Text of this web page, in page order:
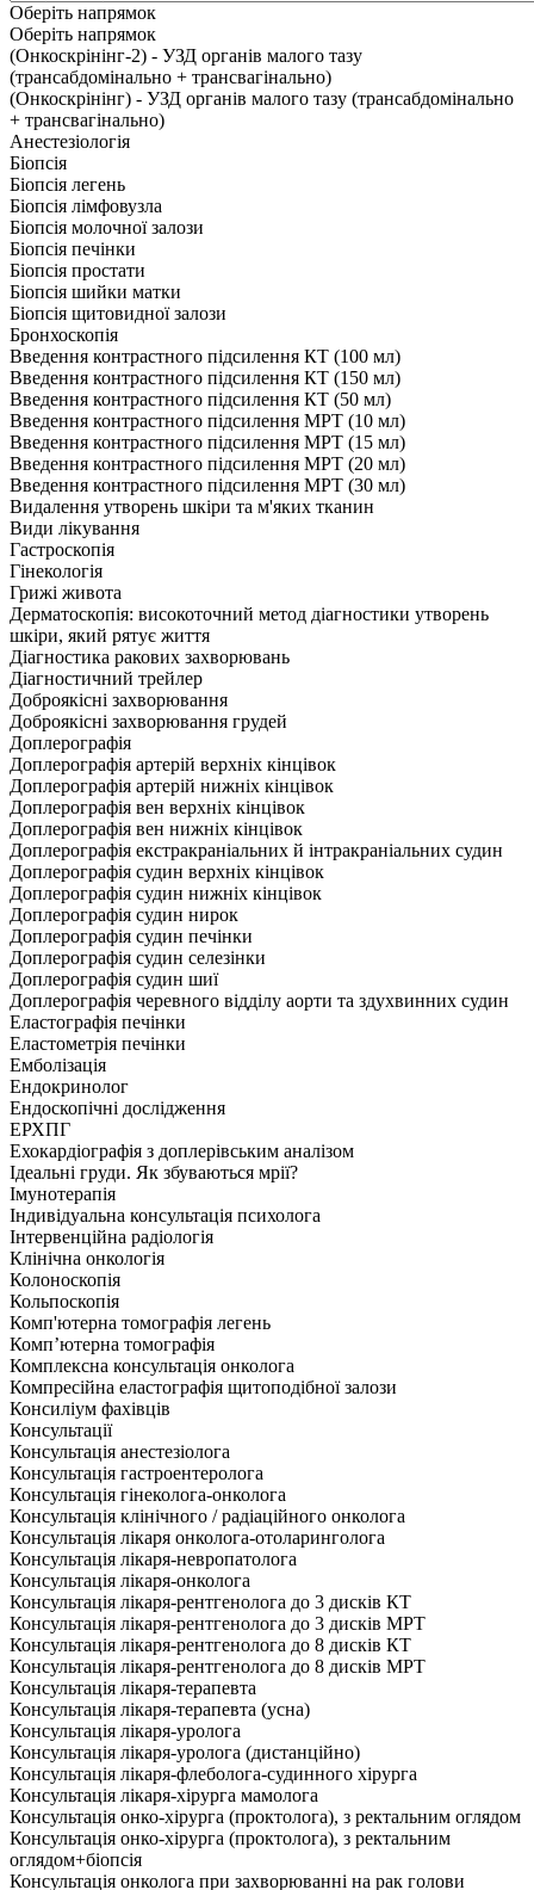
Оберіть напрямок
Оберіть напрямок
(Онкоскрінінг-2) - УЗД органів малого тазу
(трансабдомінально + трансвагінально)
(Онкоскрінінг) - УЗД органів малого тазу (трансабдомінально
+ трансвагінально)
Анестезіологія
Біопсія
Біопсія легень
Біопсія лімфовузла
Біопсія молочної залози
Біопсія печінки
Біопсія простати
Біопсія шийки матки
Біопсія щитовидної залози
Бронхоскопія
Введення контрастного підсилення КТ (100 мл)
Введення контрастного підсилення КТ (150 мл)
Введення контрастного підсилення КТ (50 мл)
Введення контрастного підсилення МРТ (10 мл)
Введення контрастного підсилення МРТ (15 мл)
Введення контрастного підсилення МРТ (20 мл)
Введення контрастного підсилення МРТ (30 мл)
Видалення утворень шкіри та м'яких тканин
Види лікування
Гастроскопія
Гінекологія
Грижі живота
Дерматоскопія: високоточний метод діагностики утворень
шкіри, який рятує життя
Діагностика ракових захворювань
Діагностичний трейлер
Доброякісні захворювання
Доброякісні захворювання грудей
Доплерографія
Доплерографія артерій верхніх кінцівок
Доплерографія артерій нижніх кінцівок
Доплерографія вен верхніх кінцівок
Доплерографія вен нижніх кінцівок
Доплерографія екстракраніальних й інтракраніальних судин
Доплерографія судин верхніх кінцівок
Доплерографія судин нижніх кінцівок
Доплерографія судин нирок
Доплерографія судин печінки
Доплерографія судин селезінки
Доплерографія судин шиї
Доплерографія черевного відділу аорти та здухвинних судин
Еластографія печінки
Еластометрія печінки
Емболізація
Ендокринолог
Ендоскопічні дослідження
ЕРХПГ
Ехокардіографія з доплерівським аналізом
Ідеальні груди. Як збуваються мрії?
Імунотерапія
Індивідуальна консультація психолога
Інтервенційна радіологія
Клінічна онкологія
Колоноскопія
Кольпоскопія
Комп'ютерна томографія легень
Комп’ютерна томографія
Комплексна консультація онколога
Компресійна еластографія щитоподібної залози
Консиліум фахівців
Консультації
Консультація анестезіолога
Консультація гастроентеролога
Консультація гінеколога-онколога
Консультація клінічного / радіаційного онколога
Консультація лікаря онколога-отоларинголога
Консультація лікаря-невропатолога
Консультація лікаря-онколога
Консультація лікаря-рентгенолога до 3 дисків КТ
Консультація лікаря-рентгенолога до 3 дисків МРТ
Консультація лікаря-рентгенолога до 8 дисків КТ
Консультація лікаря-рентгенолога до 8 дисків МРТ
Консультація лікаря-терапевта
Консультація лікаря-терапевта (усна)
Консультація лікаря-уролога
Консультація лікаря-уролога (дистанційно)
Консультація лікаря-флеболога-судинного хірурга
Консультація лікаря-хірурга мамолога
Консультація онко-хірурга (проктолога), з ректальним оглядом
Консультація онко-хірурга (проктолога), з ректальним
оглядом+біопсія
Консультація онколога при захворюванні на рак голови